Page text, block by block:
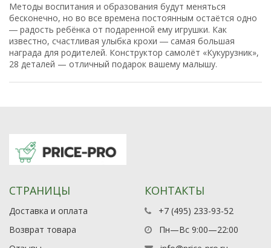
Методы воспитания и образования будут меняться
бесконечно, но во все времена постоянным остаётся одно
― радость ребёнка от подаренной ему игрушки. Как
известно, счастливая улыбка крохи ― самая большая
награда для родителей. Конструктор самолёт «Кукурузник»,
28 деталей — отличный подарок вашему малышу.
СТРАНИЦЫ
Доставка и оплата
Возврат товара
КОНТАКТЫ
+7 (495) 233-93-52
Пн—Вс 9:00—22:00